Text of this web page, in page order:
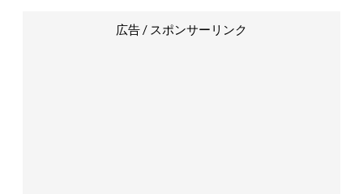
広告 / スポンサーリンク